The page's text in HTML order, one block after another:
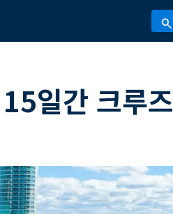
search
일간 크루즈